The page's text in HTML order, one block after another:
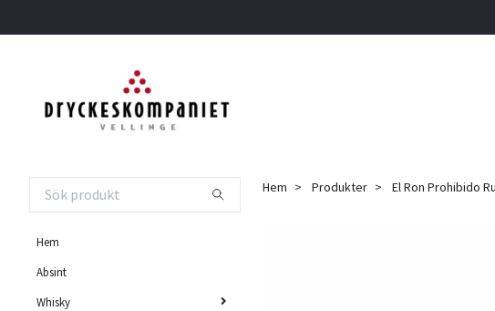
Hem
Absint
Whisky
Hem Produkter El Ron Prohibido